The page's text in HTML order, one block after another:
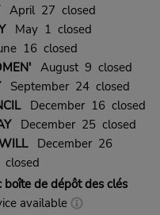
April 27 closed
May 1 closed
16 closed
August 9 closed
September 24 closed
December 16 closed
December 25 closed
December 26
closed
boîte de dépôt des clés
available